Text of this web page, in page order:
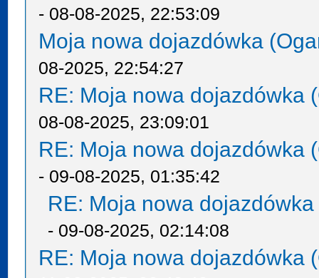
- 08-08-2025, 22:53:09
Moja nowa dojazdówka
08-2025, 22:54:27
RE: Moja nowa dojazdówka
08-08-2025, 23:09:01
RE: Moja nowa dojazdówka
- 09-08-2025, 01:35:42
RE: Moja nowa
- 09-08-2025, 02:14:08
RE: Moja nowa dojazdówka